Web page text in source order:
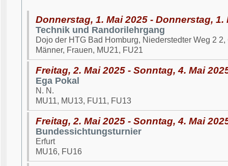
Donnerstag, 1. Mai 2025 - Donnerstag, 1.
Technik und Randorilehrgang
Dojo der HTG Bad Homburg, Niederstedter Weg 2
Männer, Frauen, MU21, FU21
Freitag, 2. Mai 2025 - Sonntag, 4. Mai
Ega Pokal
N. N.
MU11, MU13, FU11, FU13
Freitag, 2. Mai 2025 - Sonntag, 4. Mai
Bundessichtungsturnier
Erfurt
MU16, FU16